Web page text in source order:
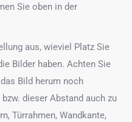
Sie oben in der
aus, wieviel Platz Sie
Bilder haben. Achten Sie
Bild herum noch
dieser Abstand auch zu
Türrahmen, Wandkante,